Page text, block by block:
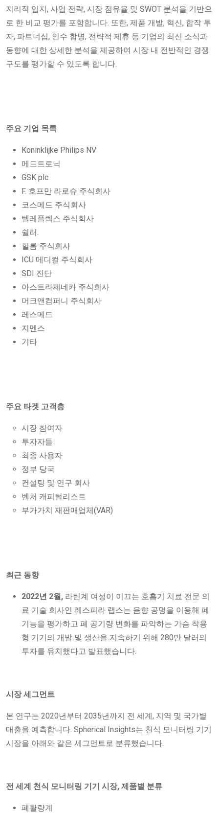
지리적 입지, 사업 전략, 시장 점유율 및 SWOT 분석을 기반으
로 한 비교 평가를 포함합니다. 또한, 제품 개발, 혁신, 합작 투
자, 파트너십, 인수 합병, 전략적 제휴 등 기업의 최신 소식과
동향에 대한 상세한 분석을 제공하여 시장 내 전반적인 경쟁
구도를 평가할 수 있도록 합니다.
주요 기업 목록
Koninklijke Philips NV
메드트로닉
GSK plc
F. 호프만 라로슈 주식회사
코스메드 주식회사
텔레플렉스 주식회사
쉴러.
힐롬 주식회사
ICU 메디컬 주식회사
SDI 진단
아스트라제네카 주식회사
머크앤컴퍼니 주식회사
레스메드
지멘스
기타
주요 타겟 고객층
시장 참여자
투자자들
최종 사용자
정부 당국
컨설팅 및 연구 회사
벤처 캐피털리스트
부가가치 재판매업체(VAR)
최근 동향
2022년 2월, 라틴계 여성이 이끄는 호흡기 치료 전문 의
료 기술 회사인 레스피라 랩스는 음향 공명을 이용해 폐
기능을 평가하고 폐 공기량 변화를 파악하는 가슴 착용
형 기기의 개발 및 생산을 지속하기 위해 280만 달러의
투자를 유치했다고 발표했습니다.
시장 세그먼트
본 연구는 2020년부터 2035년까지 전 세계, 지역 및 국가별
매출을 예측합니다. Spherical Insights는 천식 모니터링 기기
시장을 아래와 같은 세그먼트로 분류했습니다.
전 세계 천식 모니터링 기기 시장, 제품별 분류
폐활량계